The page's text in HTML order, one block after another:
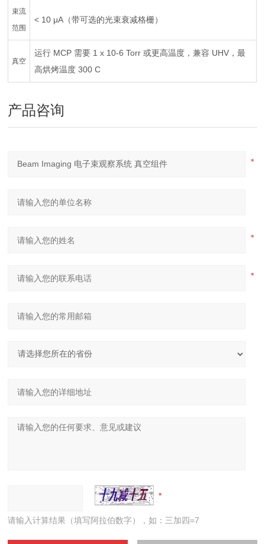
束流
范围
< 10 μA（带可选的光束衰减格栅）
真空
运行 MCP 需要 1 x 10-6 Torr 或更高温度，兼容 UHV，最
高烘烤温度 300 C
产品咨询
请输入计算结果（填写阿拉伯数字），如：三加四=7